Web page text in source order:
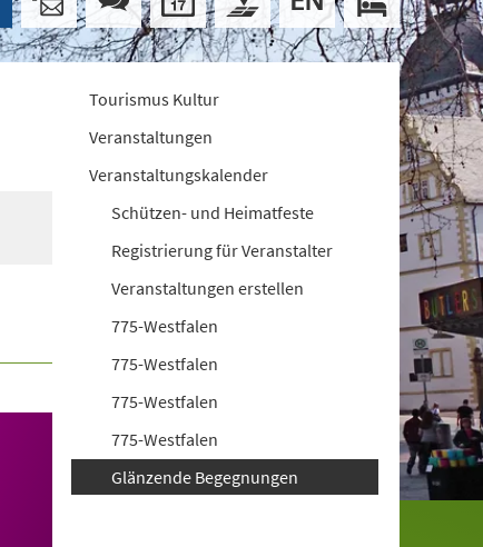
Tourismus Kultur
Veranstaltungen
Veranstaltungskalender
Schützen- und Heimatfeste
Registrierung für Veranstalter
Veranstaltungen erstellen
775-Westfalen
775-Westfalen
775-Westfalen
775-Westfalen
Glänzende Begegnungen